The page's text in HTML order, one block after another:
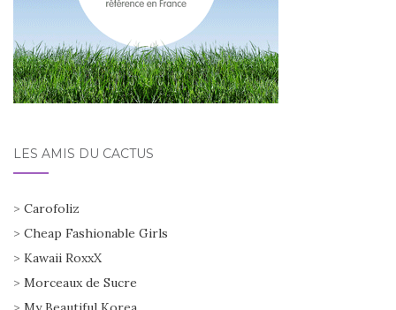
LES AMIS DU CACTUS
> Carofoliz
> Cheap Fashionable Girls
> Kawaii RoxxX
> Morceaux de Sucre